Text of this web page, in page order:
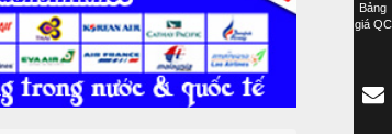
Bảng
giá QC